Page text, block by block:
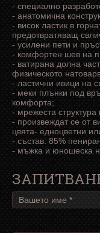
- специално
- анатомична
- висок ластик в
предотвратяващ
- усилени пети и
- комфортен шев на
- ватирана долна
физическото
- ластични ивици на
- меки плънки под
комфорта;
- мрежеста структура
- произвеждат се от
цвята- едноцветни
- състав: 85%
- мъжка и юношеска